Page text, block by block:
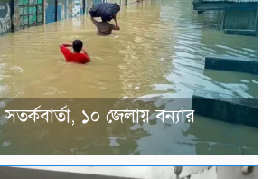
সতর্কবার্তা, ১০ জেলায় বন্যার